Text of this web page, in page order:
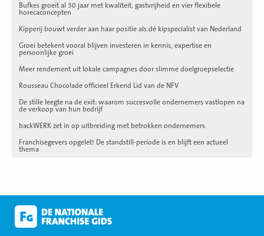
Bufkes groeit al 30 jaar met kwaliteit, gastvrijheid en vier flexibele
horecaconcepten
Kipperij bouwt verder aan haar positie als dé kipspecialist van Nederland
Groei betekent vooral blijven investeren in kennis, expertise en
persoonlijke groei
Meer rendement uit lokale campagnes door slimme doelgroepselectie
Rousseau Chocolade officieel Erkend Lid van de NFV
De stille leegte na de exit: waarom succesvolle ondernemers vastlopen na
de verkoop van hun bedrijf
backWERK zet in op uitbreiding met betrokken ondernemers
Franchisegevers opgelet! De standstill-periode is en blijft een actueel
thema